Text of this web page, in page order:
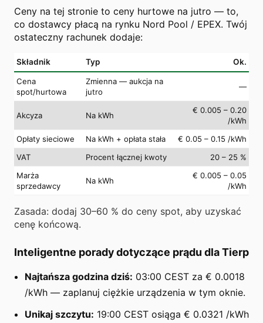
Ceny na tej stronie to ceny hurtowe na jutro — to,
co dostawcy płacą na rynku Nord Pool / EPEX. Twój
ostateczny rachunek dodaje:
Składnik Typ Ok.
Cena
spot/hurtowa
Zmienna — aukcja na
jutro
—
Akcyza Na kWh
€ 0.005 – 0.20
/kWh
Opłaty sieciowe
Na kWh + opłata stała
€ 0.05 – 0.15 /kWh
VAT
Procent łącznej kwoty
20 – 25 %
Marża
sprzedawcy
Na kWh
€ 0.005 – 0.05
/kWh
Zasada: dodaj 30–60 % do ceny spot, aby uzyskać
cenę końcową.
Inteligentne porady dotyczące prądu dla Tierp
Najtańsza godzina dziś: 03:00 CEST za € 0.0018
/kWh — zaplanuj ciężkie urządzenia w tym oknie.
Unikaj szczytu: 19:00 CEST osiąga € 0.0321 /kWh